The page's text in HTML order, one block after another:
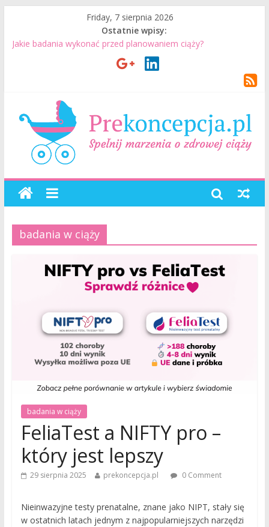
Friday, 7 sierpnia 2026
Ostatnie wpisy:
Jakie badania wykonać przed planowaniem ciąży?
Jak mężczyzna może przygotować się do ciąży? 7 rzeczy, które
specjalistą?
Planowanie ciąży. Jak planować ciążę? Jak przygotować się do
badania w ciąży
badania w ciąży
FeliaTest a NIFTY pro –
który jest lepszy
29 sierpnia 2025 prekoncepcja.pl 0 Comment
Nieinwazyjne testy prenatalne, znane jako NIPT, stały się
w ostatnich latach jednym z najpopularniejszych narzędzi